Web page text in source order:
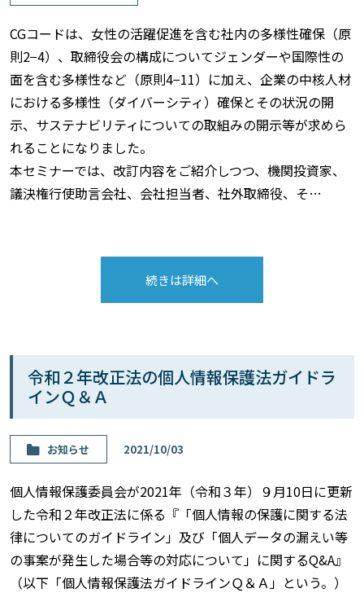
CGコードは、女性の活躍促進を含む社内の多様性確保（原
則2−4）、取締役会の構成についてジェンダーや国際性の
面を含む多様性など（原則4−11）に加え、企業の中核人材
における多様性（ダイバーシティ）確保とその状況の開
示、サステナビリティについての取組みの開示等が求めら
れることになりました。
本セミナーでは、改訂内容をご紹介しつつ、機関投資家、
議決権行使助言会社、会社担当者、社外取締役、そ…
続きは詳細へ
令和２年改正法の個人情報保護法ガイドラ
インＱ＆Ａ
お知らせ 2021/10/03
個人情報保護委員会が2021年（令和３年）９月10日に更新
した令和２年改正法に係る『「個人情報の保護に関する法
律についてのガイドライン」及び「個人データの漏えい等
の事案が発生した場合等の対応について」に関するQ&A』
（以下「個人情報保護法ガイドラインＱ＆Ａ」という。）